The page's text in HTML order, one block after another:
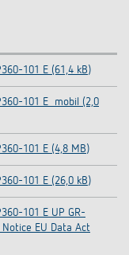
101 E (61,4 kB)
101 E_mobil (2,0
101 E (4,8 MB)
101 E (26,0 kB)
101 E UP GR-
Notice EU Data Act